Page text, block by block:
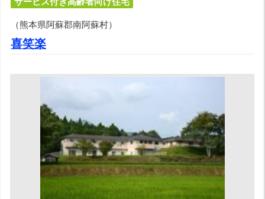
（熊本県阿蘇郡南阿蘇村）
喜笑楽